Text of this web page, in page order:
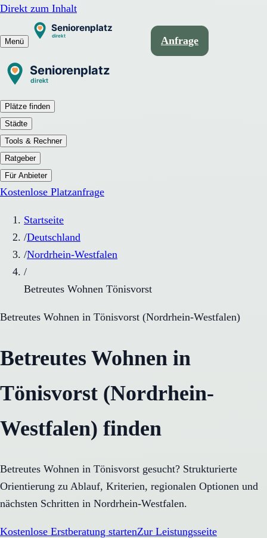
Direkt zum Inhalt
Menü Anfrage
Plätze finden
Städte
Tools & Rechner
Ratgeber
Für Anbieter
Kostenlose Platzanfrage
Startseite
/Deutschland
/Nordrhein-Westfalen
/
Betreutes Wohnen Tönisvorst
Betreutes Wohnen in Tönisvorst (Nordrhein-Westfalen)
Betreutes Wohnen in
Tönisvorst (Nordrhein-
Westfalen) finden
Betreutes Wohnen in Tönisvorst gesucht? Strukturierte
Orientierung zu Ablauf, Kriterien, regionalen Optionen und
nächsten Schritten in Nordrhein-Westfalen.
Kostenlose Erstberatung startenZur Leistungsseite